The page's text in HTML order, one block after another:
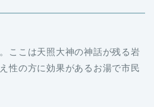
ここは天照大神の神話が残る岩
性の方に効果があるお湯で市民